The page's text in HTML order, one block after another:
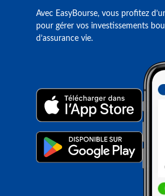
Avec EasyBourse, vous profitez
pour gérer vos investissements
d’assurance vie.
Personnalisez vos